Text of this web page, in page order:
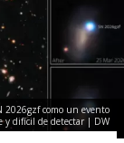
2026gzf como un evento
y difícil de detectar | DW